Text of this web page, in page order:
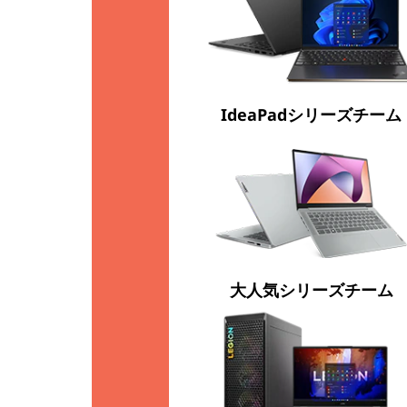
IdeaPadシリーズチーム
大人気シリーズチーム